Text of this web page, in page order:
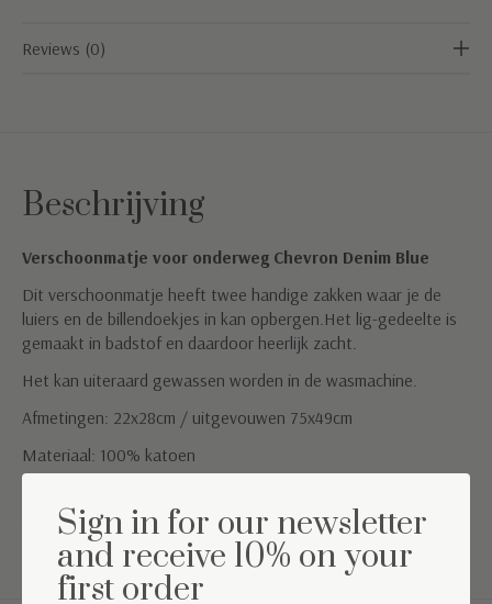
Reviews (0)
Beschrijving
Verschoonmatje voor onderweg Chevron Denim Blue
Dit verschoonmatje heeft twee handige zakken waar je de
luiers en de billendoekjes in kan opbergen.Het lig-gedeelte is
gemaakt in badstof en daardoor heerlijk zacht.
Het kan uiteraard gewassen worden in de wasmachine.
Afmetingen: 22x28cm / uitgevouwen 75x49cm
Materiaal: 100% katoen
Wasinstructies:machine wasbaar op 30°C
Sign in for our newsletter
and receive 10% on your
first order